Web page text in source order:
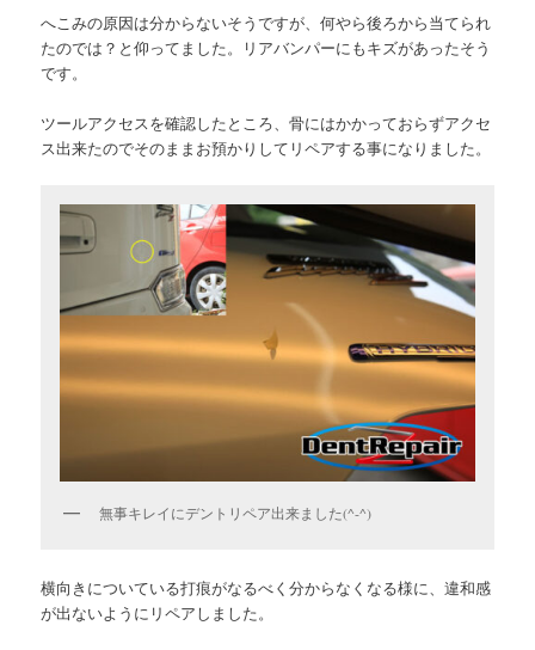
へこみの原因は分からないそうですが、何やら後ろから当てられ
たのでは？と仰ってました。リアバンパーにもキズがあったそう
です。
ツールアクセスを確認したところ、骨にはかかっておらずアクセ
ス出来たのでそのままお預かりしてリペアする事になりました。
無事キレイにデントリペア出来ました(^-^)
横向きについている打痕がなるべく分からなくなる様に、違和感
が出ないようにリペアしました。